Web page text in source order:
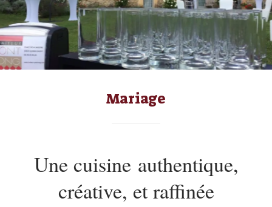
Mariage
Une cuisineauthentique,
créative, et raffinée